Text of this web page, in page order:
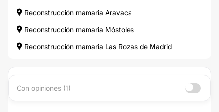
Reconstrucción mamaria Aravaca
Reconstrucción mamaria Móstoles
Reconstrucción mamaria Las Rozas de Madrid
Con opiniones (1)